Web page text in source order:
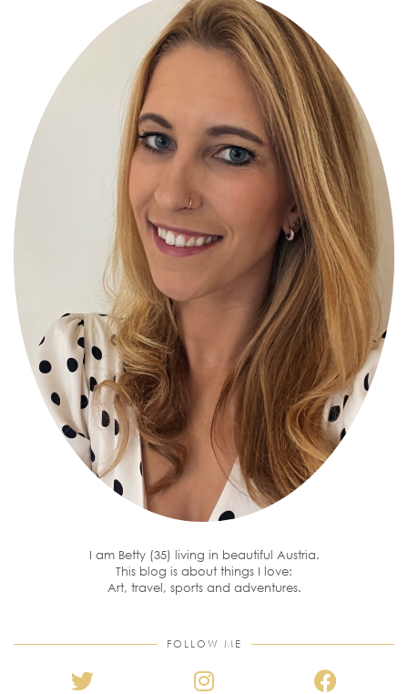
I am Betty (35) living in beautiful Austria.
This blog is about things I love:
Art, travel, sports and adventures.
FOLLOW ME